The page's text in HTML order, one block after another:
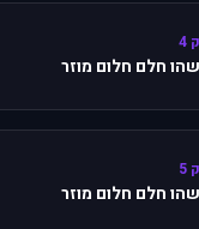
חלם חלום מוזר
חלם חלום מוזר